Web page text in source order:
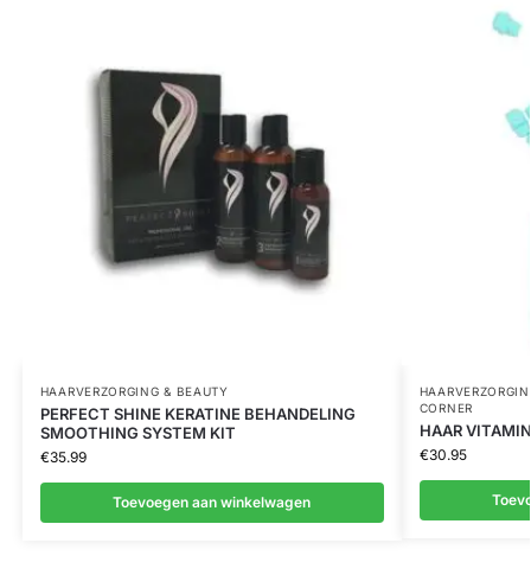
HAARVERZORGING & BEAUTY
PERFECT SHINE KERATINE BEHANDELING
SMOOTHING SYSTEM KIT
€35.99
Toevoegen aan winkelwagen
CORNER
HAAR
€30.95